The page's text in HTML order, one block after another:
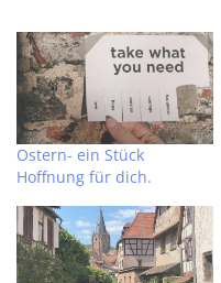
Ostern- ein Stück
Hoffnung für dich.